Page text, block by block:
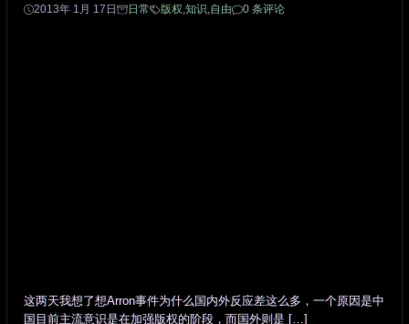
2013年 1月 17日 日常 版权,知识,自由 0 条评论
这两天我想了想Arron事件为什么国内外反应差这么多，一个原因是中
国目前主流意识是在加强版权的阶段，而国外则是 […]